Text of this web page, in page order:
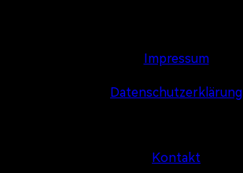
Impressum
Datenschutzerklärung
Kontakt